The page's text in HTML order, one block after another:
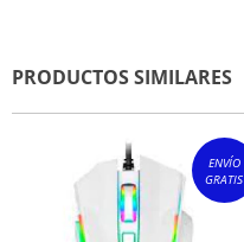
PRODUCTOS SIMILARES
ENVÍO
GRATIS